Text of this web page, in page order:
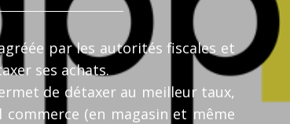
par les autorités fiscales et
ses achats.
de détaxer au meilleur taux,
commerce (en magasin et même